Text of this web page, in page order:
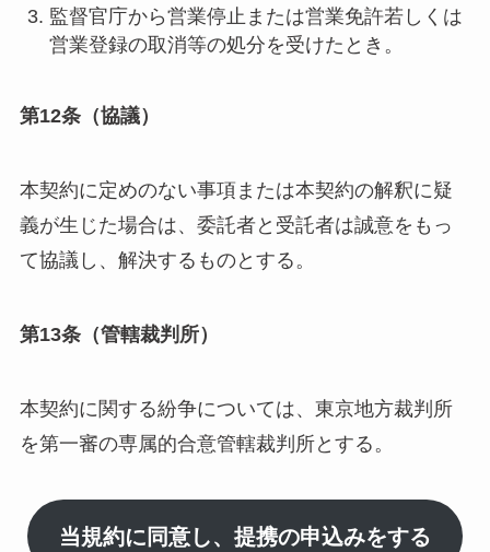
監督官庁から営業停止または営業免許若しくは
営業登録の取消等の処分を受けたとき。
第12条（協議）
本契約に定めのない事項または本契約の解釈に疑
義が生じた場合は、委託者と受託者は誠意をもっ
て協議し、解決するものとする。
第13条（管轄裁判所）
本契約に関する紛争については、東京地方裁判所
を第一審の専属的合意管轄裁判所とする。
当規約に同意し、提携の申込みをする